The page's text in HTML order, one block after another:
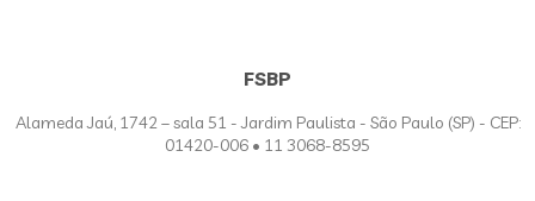
FSBP
Alameda Jaú, 1742 – sala 51 - Jardim Paulista - São Paulo (SP) - CEP:
01420-006 • 11 3068-8595